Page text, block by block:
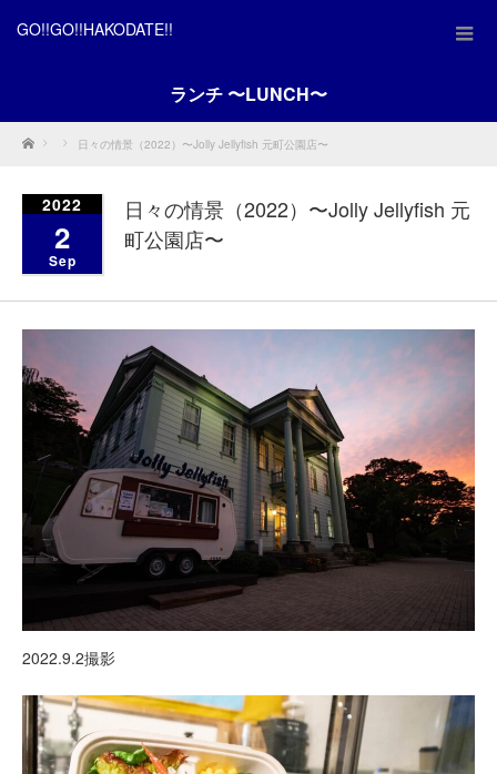
GO!!GO!!HAKODATE!!
ランチ 〜LUNCH〜
Home 日々の情景（2022）〜Jolly Jellyfish 元町公園店〜
2022
2
Sep
日々の情景（2022）〜Jolly Jellyfish 元
町公園店〜
2022.9.2撮影